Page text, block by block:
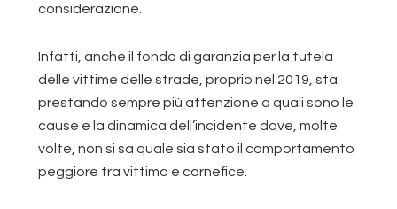
considerazione.
Infatti, anche il fondo di garanzia per la tutela
delle vittime delle strade, proprio nel 2019, sta
prestando sempre più attenzione a quali sono le
cause e la dinamica dell’incidente dove, molte
volte, non si sa quale sia stato il comportamento
peggiore tra vittima e carnefice.